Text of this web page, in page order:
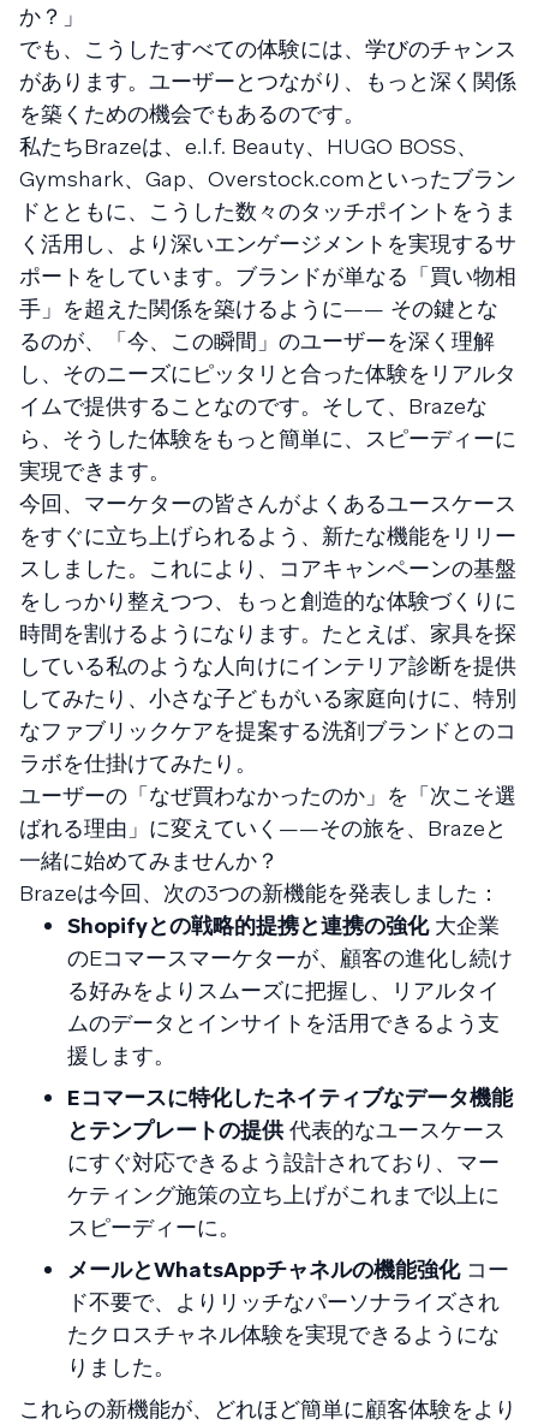
か？」
でも、こうしたすべての体験には、学びのチャンス
があります。ユーザーとつながり、もっと深く関係
を築くための機会でもあるのです。
私たちBrazeは、e.l.f. Beauty、HUGO BOSS、
Gymshark、Gap、Overstock.comといったブラン
ドとともに、こうした数々のタッチポイントをうま
く活用し、より深いエンゲージメントを実現するサ
ポートをしています。ブランドが単なる「買い物相
手」を超えた関係を築けるように—— その鍵とな
るのが、「今、この瞬間」のユーザーを深く理解
し、そのニーズにピッタリと合った体験をリアルタ
イムで提供することなのです。そして、Brazeな
ら、そうした体験をもっと簡単に、スピーディーに
実現できます。
今回、マーケターの皆さんがよくあるユースケース
をすぐに立ち上げられるよう、新たな機能をリリー
スしました。これにより、コアキャンペーンの基盤
をしっかり整えつつ、もっと創造的な体験づくりに
時間を割けるようになります。たとえば、家具を探
している私のような人向けにインテリア診断を提供
してみたり、小さな子どもがいる家庭向けに、特別
なファブリックケアを提案する洗剤ブランドとのコ
ラボを仕掛けてみたり。
ユーザーの「なぜ買わなかったのか」を「次こそ選
ばれる理由」に変えていく——その旅を、Brazeと
一緒に始めてみませんか？
Brazeは今回、次の3つの新機能を発表しました：
Shopifyとの戦略的提携と連携の強化大企業
のEコマースマーケターが、顧客の進化し続け
る好みをよりスムーズに把握し、リアルタイ
ムのデータとインサイトを活用できるよう支
援します。
Eコマースに特化したネイティブなデータ機能
とテンプレートの提供代表的なユースケース
にすぐ対応できるよう設計されており、マー
ケティング施策の立ち上げがこれまで以上に
スピーディーに。
メールとWhatsAppチャネルの機能強化コー
ド不要で、よりリッチなパーソナライズされ
たクロスチャネル体験を実現できるようにな
りました。
これらの新機能が、どれほど簡単に顧客体験をより